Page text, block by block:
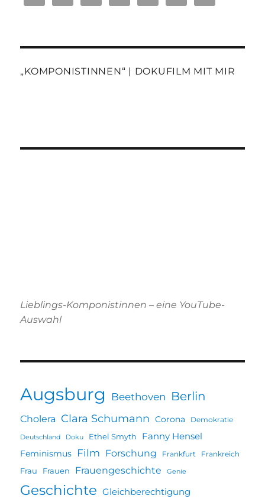
„KOMPONISTINNEN“ | DOKUFILM MIT MIR
Lieblings-Komponistinnen – eine YouTube-
Auswahl
Augsburg Beethoven Berlin
Cholera Clara Schumann Corona Demokratie
Deutschland Doku Ethel Smyth Fanny Hensel
Feminismus Film Forschung Frankfurt Frankreich
Frau Frauen Frauengeschichte Genie
Geschichte Gleichberechtigung